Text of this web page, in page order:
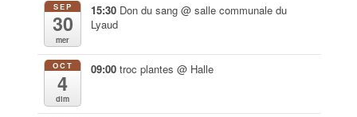
SEP
30
mer
15:30 Don du sang@ salle communale du
Lyaud
OCT
4
dim
09:00troc plantes@ Halle